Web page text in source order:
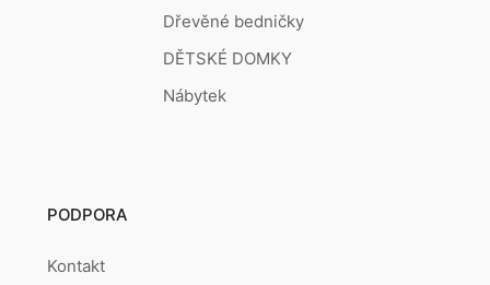
Dřevěné bedničky
DĚTSKÉ DOMKY
Nábytek
PODPORA
Kontakt